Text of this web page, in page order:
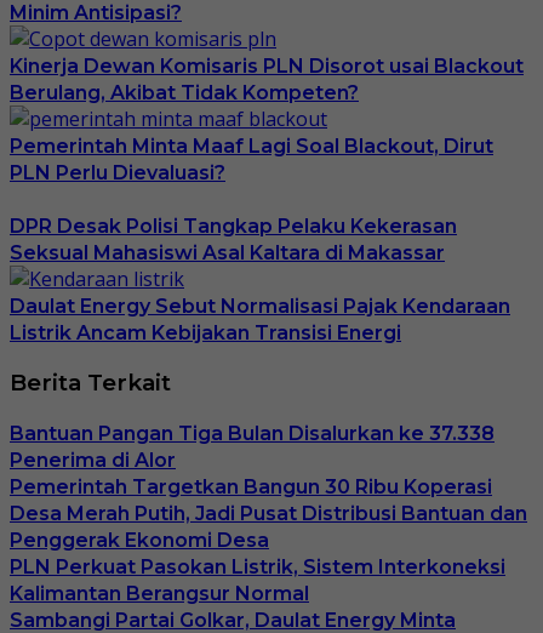
Minim Antisipasi?
Kinerja Dewan Komisaris PLN Disorot usai Blackout
Berulang, Akibat Tidak Kompeten?
Pemerintah Minta Maaf Lagi Soal Blackout, Dirut
PLN Perlu Dievaluasi?
DPR Desak Polisi Tangkap Pelaku Kekerasan
Seksual Mahasiswi Asal Kaltara di Makassar
Daulat Energy Sebut Normalisasi Pajak Kendaraan
Listrik Ancam Kebijakan Transisi Energi
Berita Terkait
Bantuan Pangan Tiga Bulan Disalurkan ke 37.338
Penerima di Alor
Pemerintah Targetkan Bangun 30 Ribu Koperasi
Desa Merah Putih, Jadi Pusat Distribusi Bantuan dan
Penggerak Ekonomi Desa
PLN Perkuat Pasokan Listrik, Sistem Interkoneksi
Kalimantan Berangsur Normal
Sambangi Partai Golkar, Daulat Energy Minta